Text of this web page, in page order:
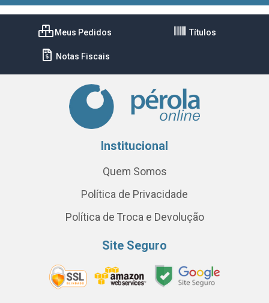
Meus Pedidos Títulos
Notas Fiscais
Institucional
Quem Somos
Política de Privacidade
Política de Troca e Devolução
Site Seguro